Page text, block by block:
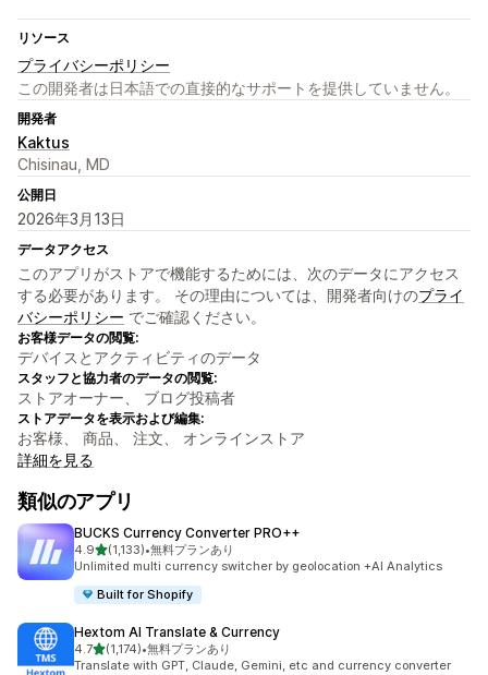
リソース
プライバシーポリシー
この開発者は日本語での直接的なサポートを提供していません。
開発者
Kaktus
Chisinau, MD
公開日
2026年3月13日
データアクセス
このアプリがストアで機能するためには、次のデータにアクセス
する必要があります。 その理由については、開発者向けのプライ
バシーポリシー でご確認ください。
お客様データの閲覧:
デバイスとアクティビティのデータ
スタッフと協力者のデータの閲覧:
ストアオーナー、 ブログ投稿者
ストアデータを表示および編集:
お客様、 商品、 注文、 オンラインストア
詳細を見る
類似のアプリ
BUCKS Currency Converter PRO++
4.95つ星中
(1,133)
合計レビュー数：1133件
•無料プランあり
Unlimited multi currency switcher by geolocation +AI Analytics
Built for Shopify
Hextom AI Translate & Currency
4.75つ星中
(1,174)
合計レビュー数：1174件
•無料プランあり
Translate with GPT, Claude, Gemini, etc and currency converter